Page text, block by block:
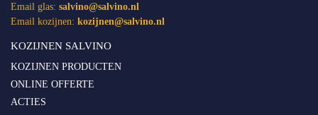
KOZIJNEN SALVINO
KOZIJNEN PRODUCTEN
ONLINE OFFERTE
ACTIES
Email glas: salvino@salvino.nl
Email kozijnen: kozijnen@salvino.nl